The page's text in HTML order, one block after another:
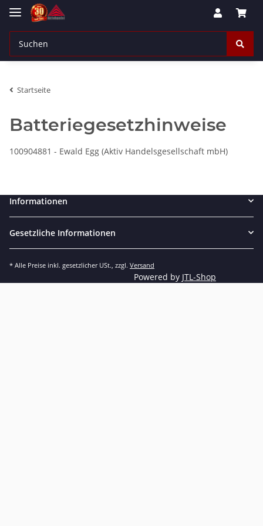
Startseite
Batteriegesetzhinweise
100904881 - Ewald Egg (Aktiv Handelsgesellschaft mbH)
Informationen
Gesetzliche Informationen
* Alle Preise inkl. gesetzlicher USt., zzgl. Versand
Powered by JTL-Shop